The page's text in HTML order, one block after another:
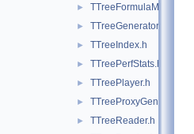
► TTreeFormulaManager.h
► TTreeGeneratorBase.h
► TTreeIndex.h
► TTreePerfStats.h
► TTreePlayer.h
► TTreeProxyGenerator.h
► TTreeReader.h